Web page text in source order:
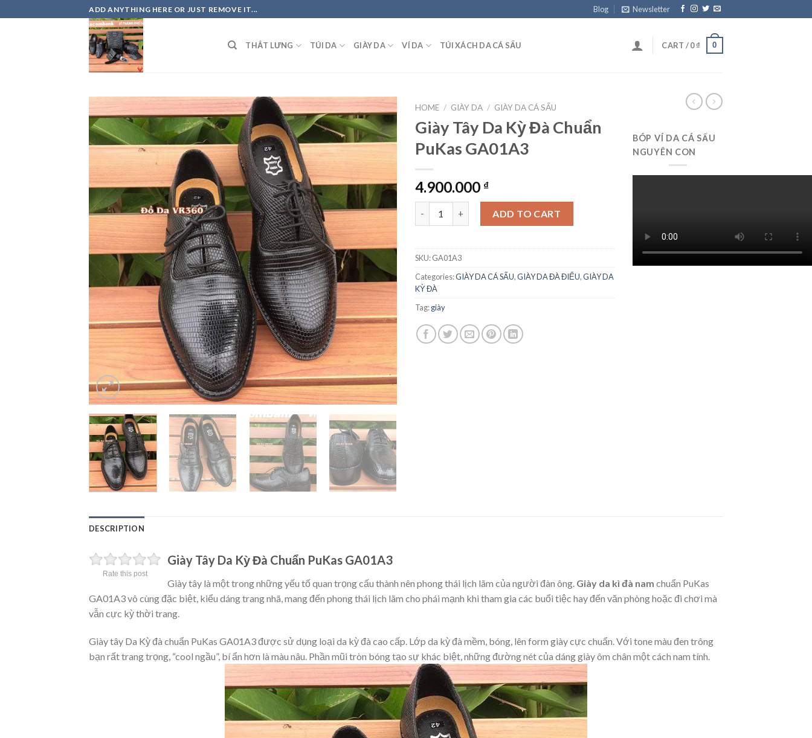
to
ADD ANYTHING HERE OR JUST REMOVE IT... Blog Newsletter
THẮT LƯNG TÚI DA GIÀY DA VÍ DA TÚI XÁCH DA CÁ SẤU CART /0₫ 0
HOME / GIÀY DA / GIÀY DA CÁ SẤU
Giày Tây Da Kỳ Đà Chuẩn
PuKas GA01A3
4.900.000 ₫
ADD TO CART
SKU:GA01A3
Categories:GIÀY DA CÁ SẤU,GIÀY DA ĐÀ ĐIỂU,GIÀY DA
KỲ ĐÀ
Tag:giày
BÓP VÍ DA CÁ SẤU
NGUYÊN CON
DESCRIPTION
Rate this post
Giày Tây Da Kỳ Đà Chuẩn PuKas GA01A3
Giày tây là một trong những yếu tố quan trọng cấu thành nên phong thái lịch lãm của người đàn ông. Giày da kì đà nam chuẩn PuKas
GA01A3 vô cùng đặc biệt, kiểu dáng trang nhã, mang đến phong thái lịch lãm cho phái mạnh khi tham gia các buổi tiệc hay đến văn phòng hoặc đi chơi mà
vẫn cực kỳ thời trang.
Giày tây Da Kỳ đà chuẩn PuKas GA01A3 được sử dụng loại da kỳ đà cao cấp. Lớp da kỳ đà mềm, bóng, lên form giày cực chuẩn. Với tone màu đen trông
bạn rất trang trọng, “cool ngầu”, bí ẩn hơn là màu nâu. Phần mũi tròn bóng tạo sự khác biệt, những đường nét của dáng giày ôm chân một cách nam tính.